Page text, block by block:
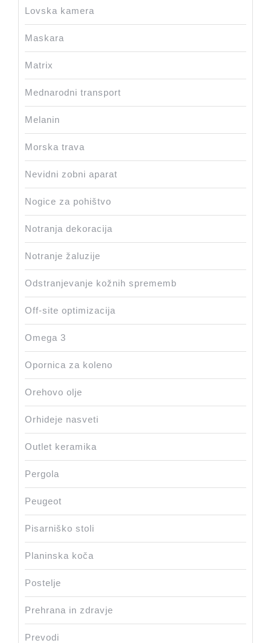
Lovska kamera
Maskara
Matrix
Mednarodni transport
Melanin
Morska trava
Nevidni zobni aparat
Nogice za pohištvo
Notranja dekoracija
Notranje žaluzije
Odstranjevanje kožnih sprememb
Off-site optimizacija
Omega 3
Opornica za koleno
Orehovo olje
Orhideje nasveti
Outlet keramika
Pergola
Peugeot
Pisarniško stoli
Planinska koča
Postelje
Prehrana in zdravje
Prevodi